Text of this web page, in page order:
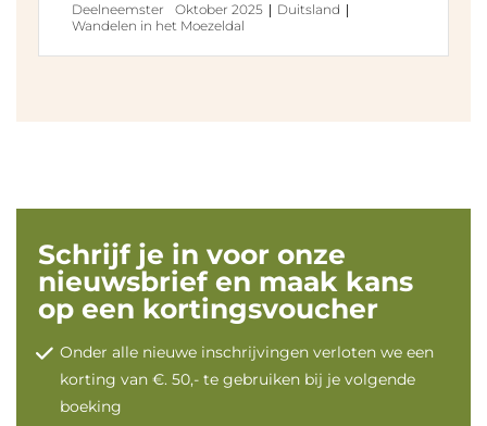
Deelneemster Oktober 2025
Duitsland
Wandelen in het Moezeldal
Schrijf je in voor onze
nieuwsbrief en maak kans
op een kortingsvoucher
Onder alle nieuwe inschrijvingen verloten we een
korting van €. 50,- te gebruiken bij je volgende
boeking